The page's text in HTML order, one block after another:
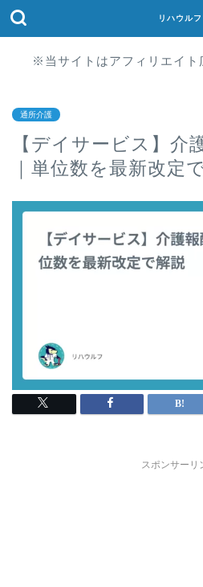
リハウルフ
※当サイトはアフィリエイト
通所介護
【デイサービス】介
｜単位数を最新改定
スポンサーリ